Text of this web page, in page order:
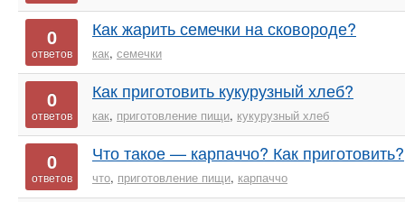
0
ответов
Как жарить семечки на сковороде?
как, семечки
0
ответов
Как приготовить кукурузный хлеб?
как, приготовление пищи, кукурузный хлеб
0
ответов
Что такое — карпаччо? Как приготовить?
что, приготовление пищи, карпаччо